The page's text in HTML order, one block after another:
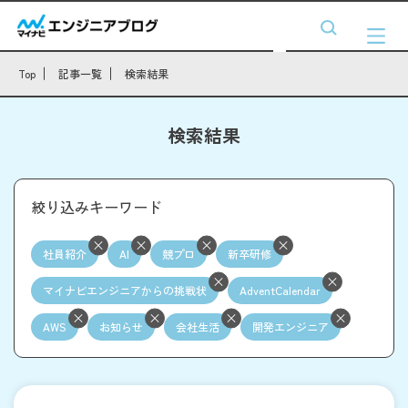
Top 記事一覧 検索結果
検索結果
絞り込みキーワード
社員紹介 AI 競プロ 新卒研修
マイナビエンジニアからの挑戦状 AdventCalendar
AWS お知らせ 会社生活 開発エンジニア